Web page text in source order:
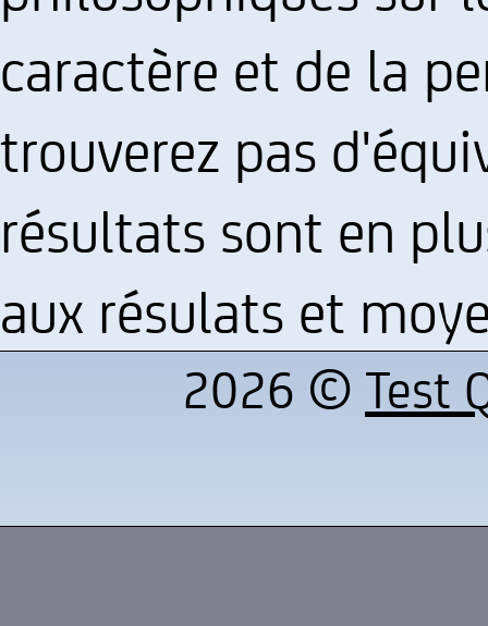
caractère et de la
trouverez pas
résultats sont en
aux résulats et
2026 © Test